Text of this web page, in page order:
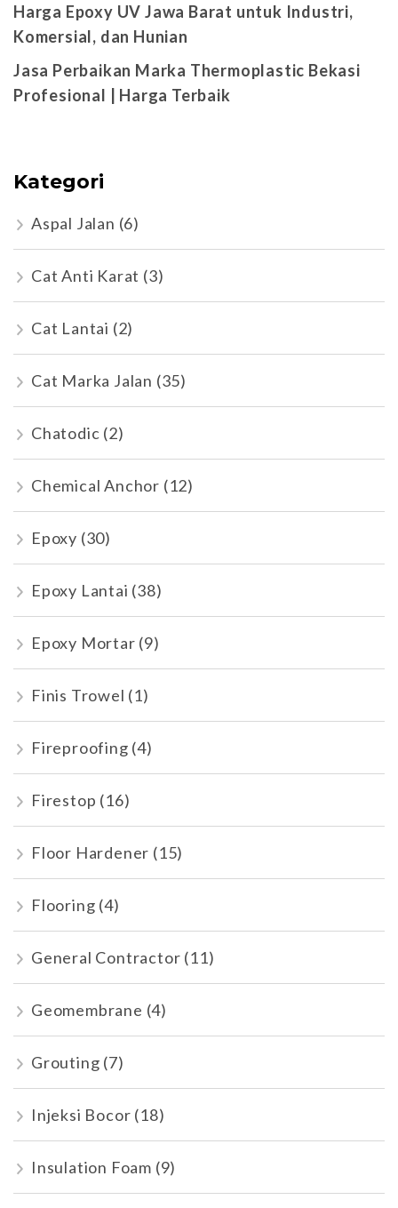
Harga Epoxy UV Jawa Barat untuk Industri,
Komersial, dan Hunian
Jasa Perbaikan Marka Thermoplastic Bekasi
Profesional | Harga Terbaik
Kategori
Aspal Jalan (6)
Cat Anti Karat (3)
Cat Lantai (2)
Cat Marka Jalan (35)
Chatodic (2)
Chemical Anchor (12)
Epoxy (30)
Epoxy Lantai (38)
Epoxy Mortar (9)
Finis Trowel (1)
Fireproofing (4)
Firestop (16)
Floor Hardener (15)
Flooring (4)
General Contractor (11)
Geomembrane (4)
Grouting (7)
Injeksi Bocor (18)
Insulation Foam (9)